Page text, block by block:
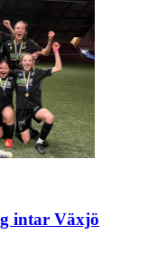
intar Växjö